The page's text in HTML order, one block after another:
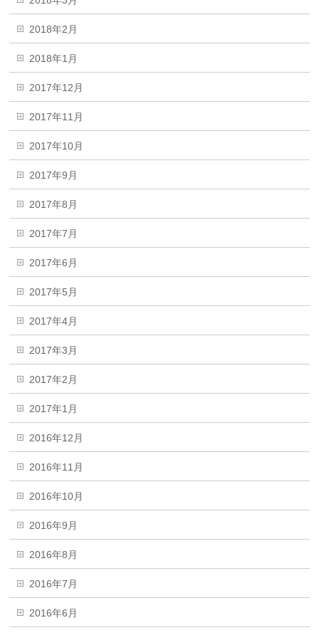
2018年2月
2018年1月
2017年12月
2017年11月
2017年10月
2017年9月
2017年8月
2017年7月
2017年6月
2017年5月
2017年4月
2017年3月
2017年2月
2017年1月
2016年12月
2016年11月
2016年10月
2016年9月
2016年8月
2016年7月
2016年6月